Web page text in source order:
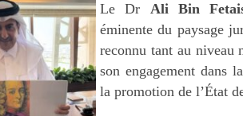
Le Dr Ali Bin
éminente du paysage
reconnu tant au niveau
son engagement dans
la promotion de l’État